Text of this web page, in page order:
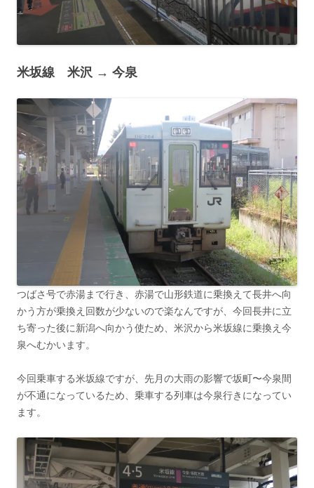
米坂線 米沢 → 今泉
つばさ号で赤湯まで行き、赤湯で山形鉄道に乗換えて長井へ向
かう方が乗換え回数が少ないので楽なんですが、今回長井に立
ち寄った後に新潟へ向かう使ため、米沢から米坂線に乗換え今
泉へむかいます。
今回乗車する米坂線ですが、先月の大雨の影響で坂町〜今泉間
が不通になっているため、乗車する列車は今泉行きになってい
ます。